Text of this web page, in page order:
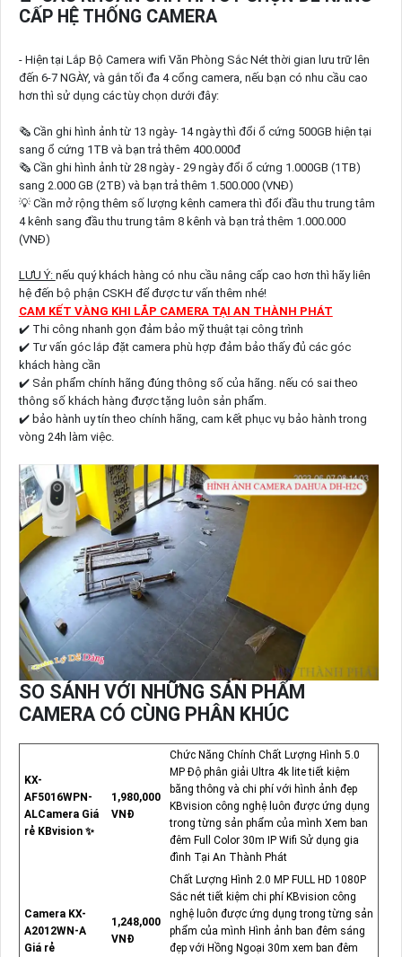
CẤP HỆ THỐNG CAMERA
- Hiện tại Lắp Bộ Camera wifi Văn Phòng Sắc Nét thời gian lưu trữ lên
đến 6-7 NGÀY, và gắn tối đa 4 cổng camera, nếu bạn có nhu cầu cao
hơn thì sử dụng các tùy chọn dưới đây:
🗞 Cần ghi hình ảnh từ 13 ngày- 14 ngày thì đổi ổ cứng 500GB hiện tại
sang ổ cứng 1TB và bạn trả thêm 400.000đ
🗞 Cần ghi hình ảnh từ 28 ngày - 29 ngày đổi ổ cứng 1.000GB (1TB)
sang 2.000 GB (2TB) và bạn trả thêm 1.500.000 (VNĐ)
💡 Cần mở rộng thêm số lượng kênh camera thì đổi đầu thu trung tâm
4 kênh sang đầu thu trung tâm 8 kênh và bạn trả thêm 1.000.000
(VNĐ)
LƯU Ý: nếu quý khách hàng có nhu cầu nâng cấp cao hơn thì hãy liên
hệ đến bộ phận CSKH để được tư vấn thêm nhé!
CAM KẾT VÀNG KHI LẮP CAMERA TẠI AN THÀNH PHÁT
✔️ Thi công nhanh gọn đảm bảo mỹ thuật tại công trình
✔️ Tư vấn góc lắp đặt camera phù hợp đảm bảo thấy đủ các góc
khách hàng cần
✔️ Sản phẩm chính hãng đúng thông số của hãng. nếu có sai theo
thông số khách hàng được tặng luôn sản phẩm.
✔️ bảo hành uy tín theo chính hãng, cam kết phục vụ bảo hành trong
vòng 24h làm việc.
SO SÁNH VỚI NHỮNG SẢN PHẨM
CAMERA CÓ CÙNG PHÂN KHÚC
KX-
AF5016WPN-
ALCamera Giá
rẻ KBvision ✨
1,980,000
VNĐ
Chức Năng Chính Chất Lượng Hình 5.0
MP Độ phân giải Ultra 4k lite tiết kiệm
băng thông và chi phí với hình ảnh đẹp
KBvision công nghệ luôn được ứng dụng
trong từng sản phẩm của mình Xem ban
đêm Full Color 30m IP Wifi Sử dụng gia
đình Tại An Thành Phát
Camera KX-
A2012WN-A
Giá rẻ
1,248,000
VNĐ
Chất Lượng Hình 2.0 MP FULL HD 1080P
Sắc nét tiết kiệm chi phí KBvision công
nghệ luôn được ứng dụng trong từng sản
phẩm của mình Hình ảnh ban đêm sáng
đẹp với Hồng Ngoại 30m xem ban đêm